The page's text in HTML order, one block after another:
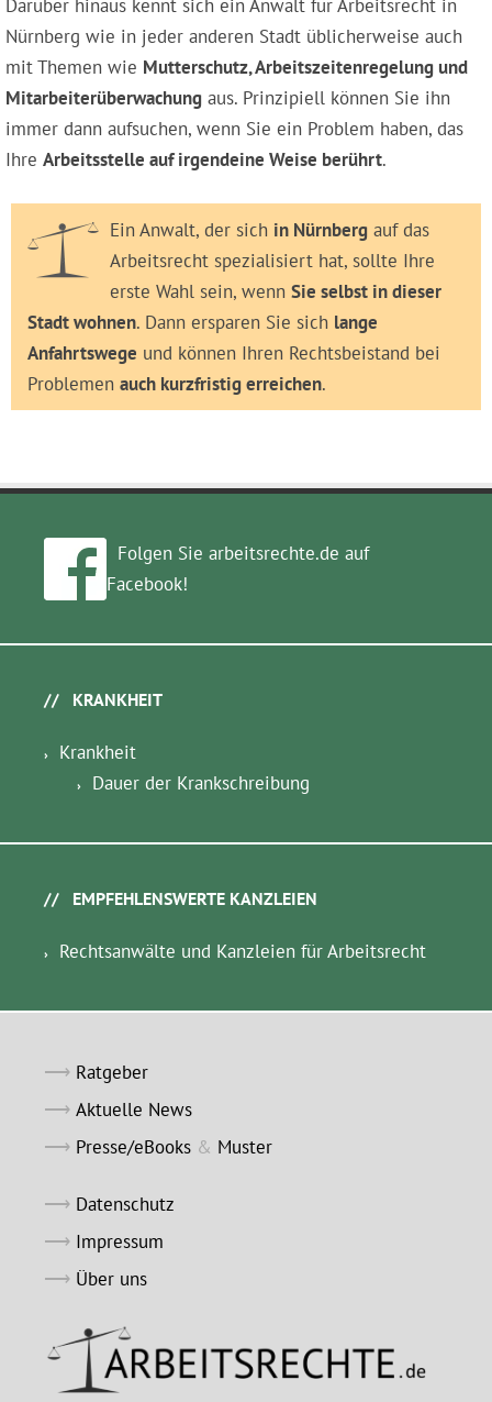
Darüber hinaus kennt sich ein Anwalt für Arbeitsrecht in
Nürnberg wie in jeder anderen Stadt üblicherweise auch
mit Themen wie Mutterschutz, Arbeitszeitenregelung und
Mitarbeiterüberwachung aus. Prinzipiell können Sie ihn
immer dann aufsuchen, wenn Sie ein Problem haben, das
Ihre Arbeitsstelle auf irgendeine Weise berührt.
Ein Anwalt, der sich in Nürnberg auf das
Arbeitsrecht spezialisiert hat, sollte Ihre
erste Wahl sein, wenn Sie selbst in dieser
Stadt wohnen. Dann ersparen Sie sich lange
Anfahrtswege und können Ihren Rechtsbeistand bei
Problemen auch kurzfristig erreichen.
Folgen Sie arbeitsrechte.de auf
Facebook!
KRANKHEIT
Krankheit
Dauer der Krankschreibung
EMPFEHLENSWERTE KANZLEIEN
Rechtsanwälte und Kanzleien für Arbeitsrecht
Ratgeber
Aktuelle News
Presse/eBooks & Muster
Datenschutz
Impressum
Über uns